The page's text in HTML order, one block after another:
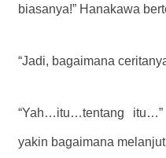
biasanya!” Hanakawa
“Jadi, bagaimana
“Yah…itu…tentang
yakin bagaimana